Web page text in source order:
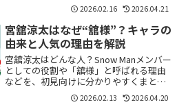
2026.02.16 2026.04.21
宮舘涼太はなぜ“舘様”？キャラの
由来と人気の理由を解説
宮舘涼太はどんな人？Snow Manメンバー
としての役割や「舘様」と呼ばれる理由
などを、初見向けに分かりやすくまとめ
2026.02.13 2026.04.20